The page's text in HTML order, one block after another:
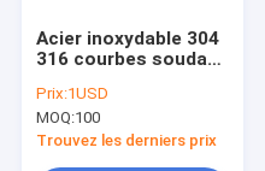
Acier inoxydable 304
316 courbes soudage
degrés courbes 3A
DIN
Prix:1USD
MOQ:100
Trouvez les derniers prix